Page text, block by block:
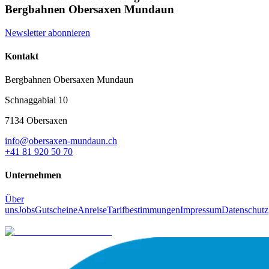
Bergbahnen Obersaxen Mundaun
Newsletter abonnieren
Kontakt
Bergbahnen Obersaxen Mundaun
Schnaggabial 10
7134 Obersaxen
info@obersaxen-mundaun.ch
+41 81 920 50 70
Unternehmen
Über
unsJobsGutscheineAnreiseTarifbestimmungenImpressumDatenschutz